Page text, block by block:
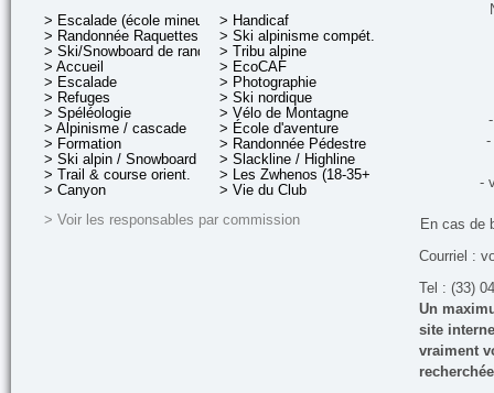
> Escalade (école mineurs)
> Randonnée Raquettes
> Ski/Snowboard de rando.
> Accueil
> Escalade
> Refuges
> Spéléologie
> Alpinisme / cascade
> Formation
> Ski alpin / Snowboard
> Trail & course orient.
> Canyon
> Handicaf
> Ski alpinisme compét.
> Tribu alpine
> EcoCAF
> Photographie
> Ski nordique
> Vélo de Montagne
> École d'aventure
> Randonnée Pédestre
> Slackline / Highline
> Les Zwhenos (18-35+ ans)
> Vie du Club
> Voir les responsables par commission
-
-
En cas de
Courriel :
Tel : (33)
Un
site
vraiment